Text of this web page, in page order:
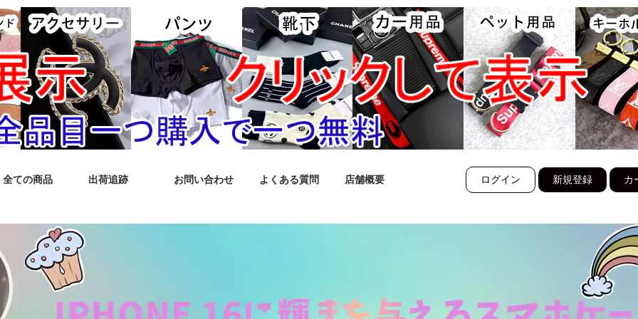
全ての商品 出荷追跡 お問い合わせ よくある質問 店舗概要 ログイン 新規登録 カ